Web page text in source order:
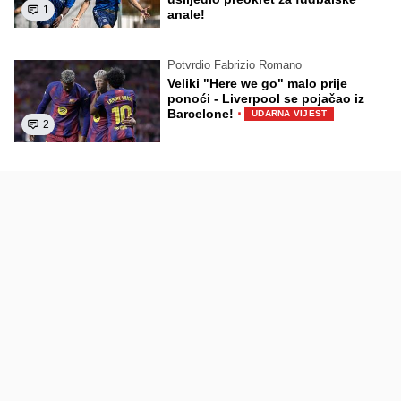
1
anale!
2
Potvrdio Fabrizio Romano
Veliki "Here we go" malo prije
ponoći - Liverpool se pojačao iz
Barcelone! · UDARNA VIJEST